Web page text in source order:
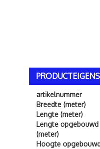
artikelnummer
Breedte (meter)
Lengte (meter)
Lengte opgebouwd
(meter)
Hoogte